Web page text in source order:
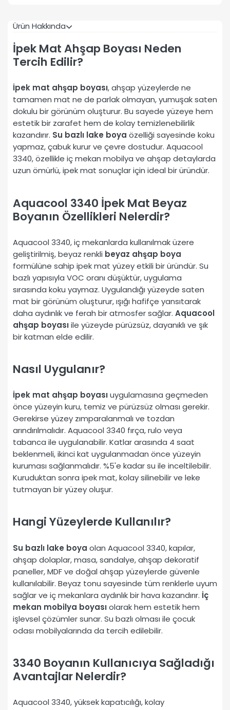
Ürün Hakkında
İpek Mat Ahşap Boyası Neden
Tercih Edilir?
İpek mat ahşap boyası, ahşap yüzeylerde ne
tamamen mat ne de parlak olmayan, yumuşak saten
dokulu bir görünüm oluşturur. Bu sayede yüzeye hem
estetik bir zarafet hem de kolay temizlenebilirlik
kazandırır. Su bazlı lake boya özelliği sayesinde koku
yapmaz, çabuk kurur ve çevre dostudur. Aquacool
3340, özellikle iç mekan mobilya ve ahşap detaylarda
uzun ömürlü, ipek mat sonuçlar için ideal bir üründür.
Aquacool 3340 İpek Mat Beyaz
Boyanın Özellikleri Nelerdir?
Aquacool 3340, iç mekanlarda kullanılmak üzere
geliştirilmiş, beyaz renkli beyaz ahşap boya
formülüne sahip ipek mat yüzey etkili bir üründür. Su
bazlı yapısıyla VOC oranı düşüktür, uygulama
sırasında koku yaymaz. Uygulandığı yüzeyde saten
mat bir görünüm oluşturur, ışığı hafifçe yansıtarak
daha aydınlık ve ferah bir atmosfer sağlar. Aquacool
ahşap boyasıile yüzeyde pürüzsüz, dayanıklı ve şık
bir katman elde edilir.
Nasıl Uygulanır?
İpek mat ahşap boyasıuygulamasına geçmeden
önce yüzeyin kuru, temiz ve pürüzsüz olması gerekir.
Gerekirse yüzey zımparalanmalı ve tozdan
arındırılmalıdır. Aquacool 3340 fırça, rulo veya
tabanca ile uygulanabilir. Katlar arasında 4 saat
beklenmeli, ikinci kat uygulanmadan önce yüzeyin
kuruması sağlanmalıdır. %5'e kadar su ile inceltilebilir.
Kuruduktan sonra ipek mat, kolay silinebilir ve leke
tutmayan bir yüzey oluşur.
Hangi Yüzeylerde Kullanılır?
Su bazlı lake boya olan Aquacool 3340, kapılar,
ahşap dolaplar, masa, sandalye, ahşap dekoratif
paneller, MDF ve doğal ahşap yüzeylerde güvenle
kullanılabilir. Beyaz tonu sayesinde tüm renklerle uyum
sağlar ve iç mekanlara aydınlık bir hava kazandırır. İç
mekan mobilya boyasıolarak hem estetik hem
işlevsel çözümler sunar. Su bazlı olması ile çocuk
odası mobilyalarında da tercih edilebilir.
3340 Boyanın Kullanıcıya Sağladığı
Avantajlar Nelerdir?
Aquacool 3340, yüksek kapatıcılığı, kolay